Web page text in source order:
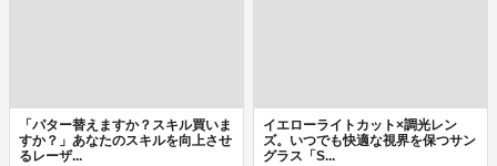
「パター替えますか？スキル買いま
すか？」あなたのスキルを向上させ
るレーザ...
イエローライトカット×調光レン
ズ。いつでも快適な視界を保つサン
グラス「S...